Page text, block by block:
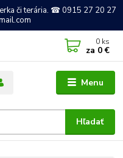
či terária. ☎ 0915 27 20 27
Menu
Hľadať
0 ks
za 0 €